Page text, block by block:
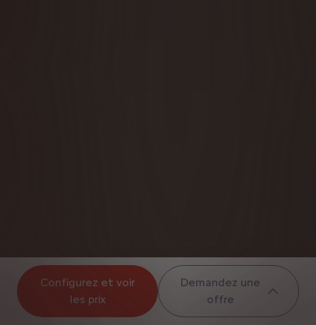
Configurez et voir
les prix
Demandez une
offre